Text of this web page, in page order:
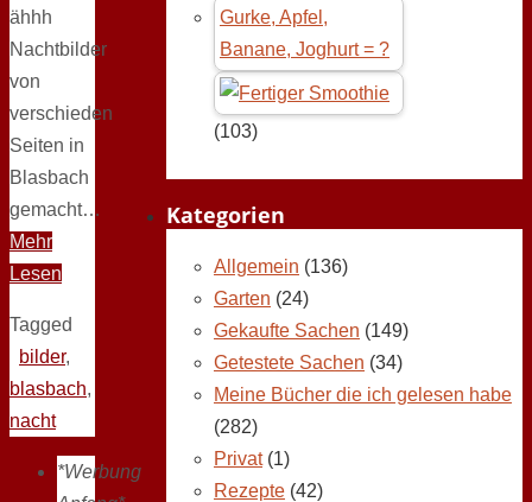
ähhh
Nachtbilder
von
verschieden
Seiten in
Blasbach
gemacht…
Mehr
Lesen
Tagged
bilder,
blasbach,
nacht
*Werbung
Gurke, Apfel,
Banane, Joghurt = ?
(103)
Kategorien
Allgemein (136)
Garten (24)
Gekaufte Sachen (149)
Getestete Sachen (34)
Meine Bücher die ich gelesen habe
(282)
Privat(1)
Rezepte (42)